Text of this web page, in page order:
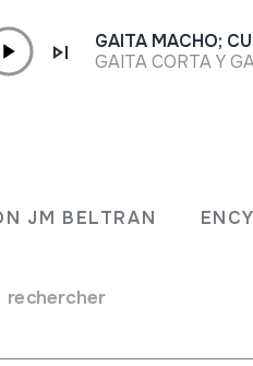
JM BELTRAN
rechercher
GAITA MACHO;